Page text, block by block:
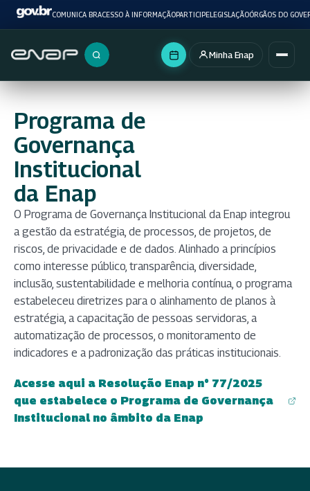
COMUNICA BRACESSO À INFORMAÇÃOPARTICIPELEGISLAÇÃOÓRGÃOS DO
Buscar no portal
Minha Enap
Programa de
Governança
Institucional
da Enap
O Programa de Governança Institucional da Enap integrou
a gestão da estratégia, de processos, de projetos, de
riscos, de privacidade e de dados. Alinhado a princípios
como interesse público, transparência, diversidade,
inclusão, sustentabilidade e melhoria contínua, o programa
estabeleceu diretrizes para o alinhamento de planos à
estratégia, a capacitação de pessoas servidoras, a
automatização de processos, o monitoramento de
indicadores e a padronização das práticas institucionais.
Acesse aqui a Resolução Enap n° 77/2025
que estabelece o Programa de Governança
Institucional no âmbito da Enap
(abre em nova aba)